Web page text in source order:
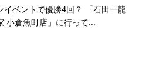
イベントで優勝4回？ 「石田一龍
小倉魚町店」に行って...